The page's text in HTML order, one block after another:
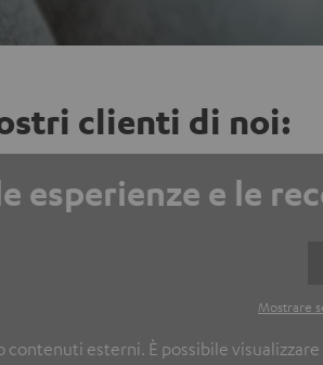
clienti di noi:
esperienze e le
Mostrare
contenuti esterni. È possibile